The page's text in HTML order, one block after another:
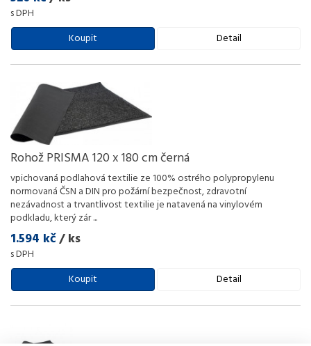
s DPH
Koupit
Detail
Rohož PRISMA 120 x 180 cm černá
vpichovaná podlahová textilie ze 100% ostrého polypropylenu
normovaná ČSN a DIN pro požární bezpečnost, zdravotní
nezávadnost a trvantlivost textilie je natavená na vinylovém
podkladu, který zár...
1.594 kč/ ks
s DPH
Koupit
Detail